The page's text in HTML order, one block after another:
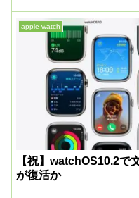
apple watch
【祝】watchOS10.2で
が復活か